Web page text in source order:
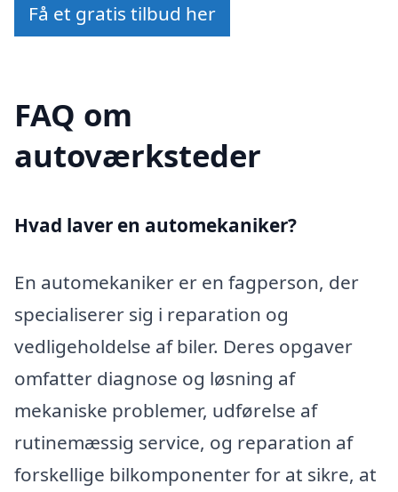
Få et gratis tilbud her
FAQ om
autoværksteder
Hvad laver en automekaniker?
En automekaniker er en fagperson, der
specialiserer sig i reparation og
vedligeholdelse af biler. Deres opgaver
omfatter diagnose og løsning af
mekaniske problemer, udførelse af
rutinemæssig service, og reparation af
forskellige bilkomponenter for at sikre, at